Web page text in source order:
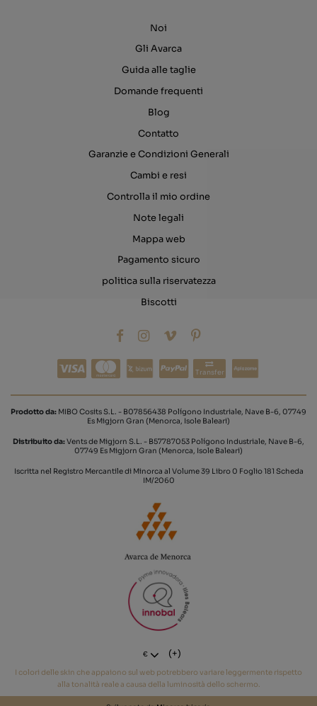
Noi
Gli Avarca
Guida alle taglie
Domande frequenti
Blog
Contatto
Garanzie e Condizioni Generali
Cambi e resi
Controlla il mio ordine
Note legali
Mappa web
Pagamento sicuro
politica sulla riservatezza
Biscotti
Transfer
Prodotto da: MIBO Cosits S.L. - B07856438 Polígono Industriale, Nave B-6, 07749
Es Migjorn Gran (Menorca, Isole Baleari)
Distribuito da:Vents de Migjorn S.L. - B57787053 Polígono Industriale, Nave B-6,
07749 Es Migjorn Gran (Menorca, Isole Baleari)
Iscritta nel Registro Mercantile di Minorca al Volume 39 Libro 0 Foglio 181 Scheda
IM/2060
€ (+)
I colori delle skin che appaiono sul web potrebbero variare leggermente rispetto
alla tonalità reale a causa della luminosità dello schermo.